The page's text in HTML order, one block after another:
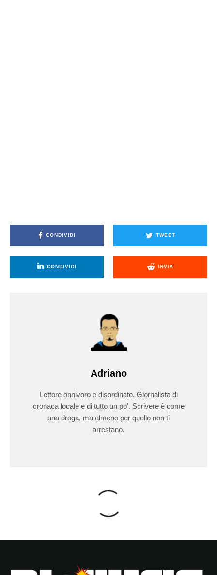
CONDIVIDI TWEET
CONDIVIDI INVIA
Adriano
Lettore onnivoro e disordinato. Giornalista di
cronaca locale e di tutto un po'. Scrivere è come
una droga, ma almeno per quello non ti
arrestano.